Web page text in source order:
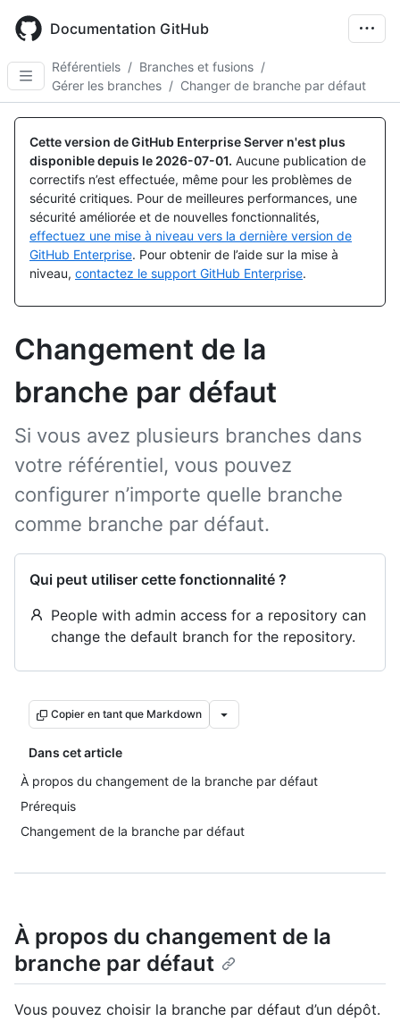
main
content
Documentation GitHub
Référentiels / Branches et fusions /
Gérer les branches / Changer de branche par défaut
Cette version de GitHub Enterprise Server n'est plus
disponible depuis le 2026-07-01. Aucune publication de
correctifs n’est effectuée, même pour les problèmes de
sécurité critiques. Pour de meilleures performances, une
sécurité améliorée et de nouvelles fonctionnalités,
effectuez une mise à niveau vers la dernière version de
GitHub Enterprise. Pour obtenir de l’aide sur la mise à
niveau, contactez le support GitHub Enterprise.
Changement de la
branche par défaut
Si vous avez plusieurs branches dans
votre référentiel, vous pouvez
configurer n’importe quelle branche
comme branche par défaut.
Qui peut utiliser cette fonctionnalité ?
People with admin access for a repository can
change the default branch for the repository.
Copier en tant que Markdown
Dans cet article
À propos du changement de la branche par défaut
Prérequis
Changement de la branche par défaut
À propos du changement de la
branche par défaut
Vous pouvez choisir la branche par défaut d’un dépôt.